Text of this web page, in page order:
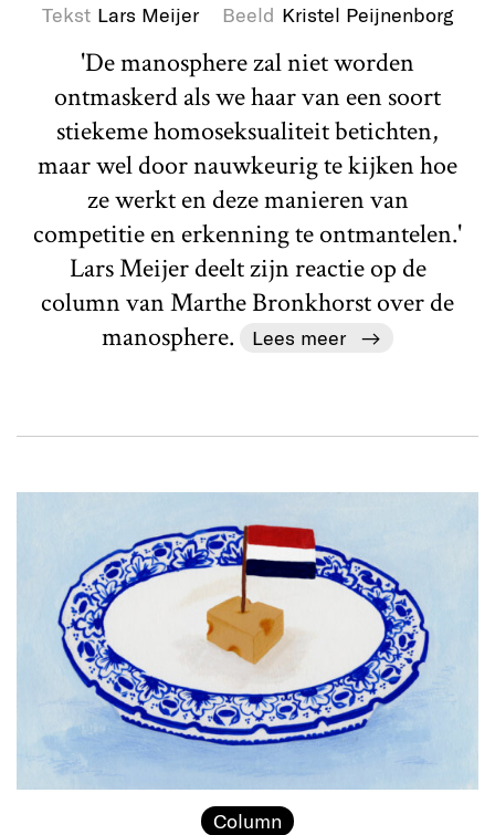
Tekst Lars Meijer Beeld Kristel Peijnenborg
'De manosphere zal niet worden
ontmaskerd als we haar van een soort
stiekeme homoseksualiteit betichten,
maar wel door nauwkeurig te kijken hoe
ze werkt en deze manieren van
competitie en erkenning te ontmantelen.'
Lars Meijer deelt zijn reactie op de
column van Marthe Bronkhorst over de
manosphere.
Lees meer
Column